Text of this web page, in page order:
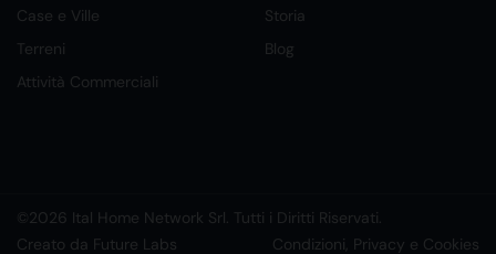
Case e Ville
Terreni
Attività Commerciali
Storia
Blog
©2026 Ital Home Network Srl. Tutti i Diritti Riservati.
Creato da Future Labs
Condizioni, Privacy e Cookies